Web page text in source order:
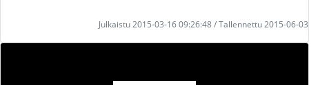
Julkaistu 2015-03-16 09:26:48 / Tallennettu 2015-06-03